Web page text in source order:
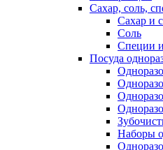
Сахар, соль,
Сахар и
Соль
Специи
Посуда
Наборы